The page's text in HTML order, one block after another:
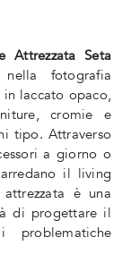
Attrezzata Seta
fotografia
laccato opaco,
cromie e
tipo. Attraverso
a giorno o
il living
è una
di progettare il
problematiche